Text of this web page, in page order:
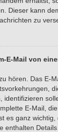
Dieser kann
zu
E-Mail von
hören. Das E-
identifizieren
E-Mail,
es ganz
enthalten